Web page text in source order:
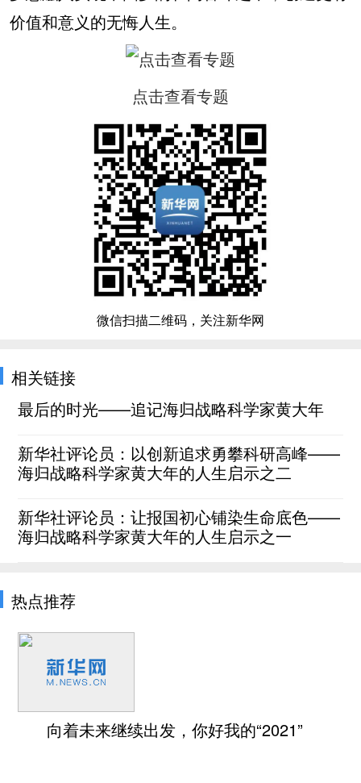
价值和意义的无悔人生。
点击查看专题
微信扫描二维码，关注新华网
相关链接
最后的时光——追记海归战略科学家黄大年
新华社评论员：以创新追求勇攀科研高峰——
海归战略科学家黄大年的人生启示之二
新华社评论员：让报国初心铺染生命底色——
海归战略科学家黄大年的人生启示之一
热点推荐
向着未来继续出发，你好我的“2021”